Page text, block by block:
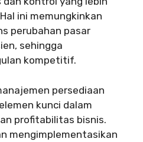
ini memungkinkan
perubahan pasar
sehingga
kompetitif.
persediaan
kunci dalam
profitabilitas bisnis.
mengimplementasikan